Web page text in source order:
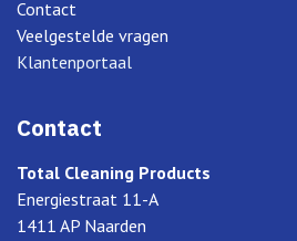
Contact
Veelgestelde vragen
Klantenportaal
Contact
Total Cleaning Products
Energiestraat 11-A
1411 AP Naarden